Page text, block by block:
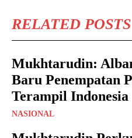
RELATED POSTS
Mukhtarudin:
Baru Penempatan
Terampil Indonesia
NASIONAL